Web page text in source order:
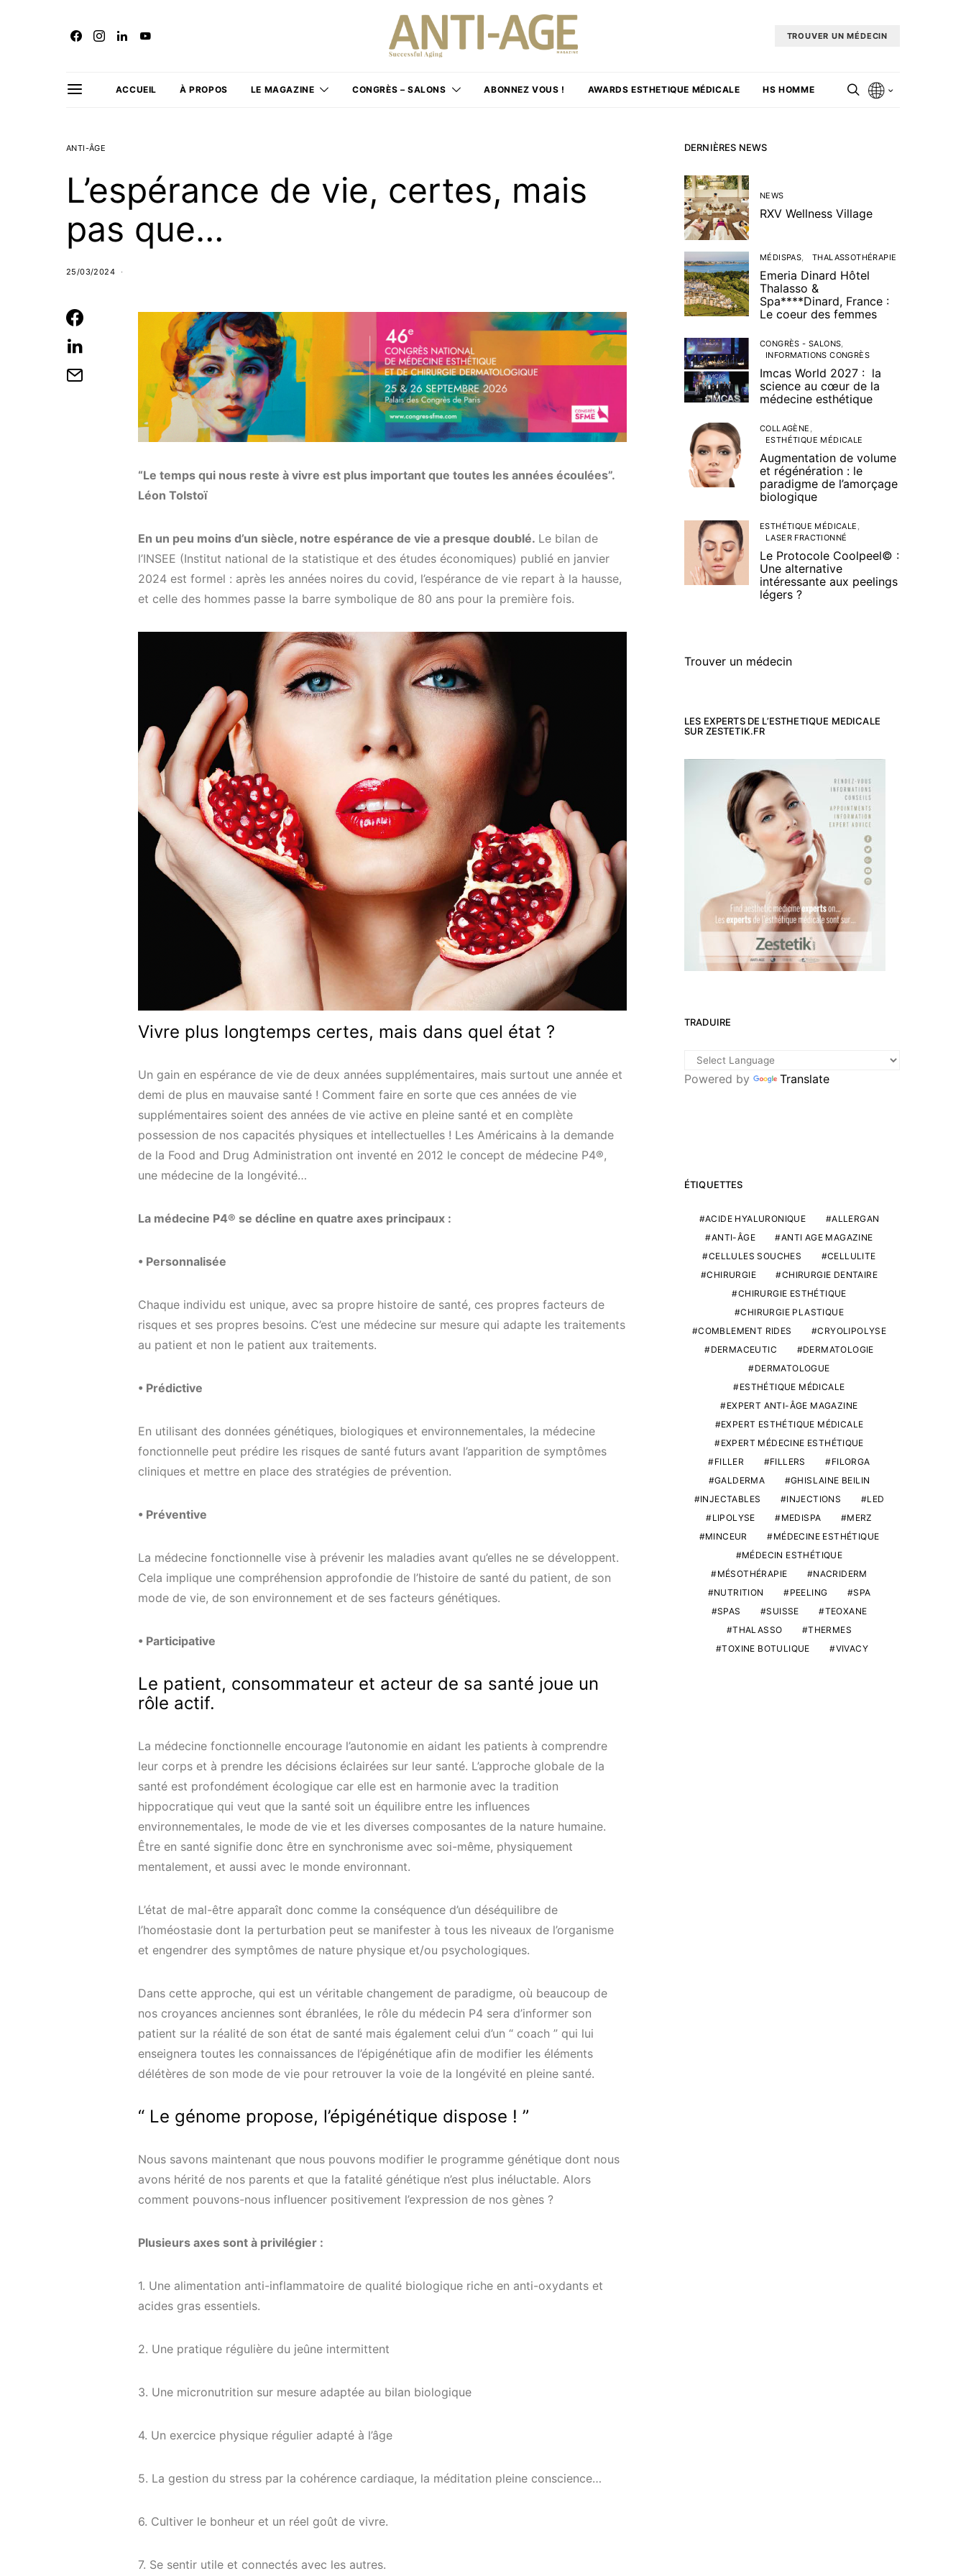
TROUVER UN MÉDECIN
ACCUEIL À PROPOS LE MAGAZINE CONGRÈS – SALONS ABONNEZ VOUS ! AWARDS ESTHETIQUE MÉDICALE HS HOMME
ANTI-ÂGE
L’espérance de vie, certes, mais
pas que…
25/03/2024
“Le temps qui nous reste à vivre est plus important que toutes les années écoulées”.
Léon Tolstoï
En un peu moins d’un siècle, notre espérance de vie a presque doublé. Le bilan de
l’INSEE (Institut national de la statistique et des études économiques) publié en janvier
2024 est formel : après les années noires du covid, l’espérance de vie repart à la hausse,
et celle des hommes passe la barre symbolique de 80 ans pour la première fois.
Vivre plus longtemps certes, mais dans quel état ?
Un gain en espérance de vie de deux années supplémentaires, mais surtout une année et
demi de plus en mauvaise santé ! Comment faire en sorte que ces années de vie
supplémentaires soient des années de vie active en pleine santé et en complète
possession de nos capacités physiques et intellectuelles ! Les Américains à la demande
de la Food and Drug Administration ont inventé en 2012 le concept de médecine P4®,
une médecine de la longévité…
La médecine P4® se décline en quatre axes principaux :
• Personnalisée
Chaque individu est unique, avec sa propre histoire de santé, ces propres facteurs de
risques et ses propres besoins. C’est une médecine sur mesure qui adapte les traitements
au patient et non le patient aux traitements.
• Prédictive
En utilisant des données génétiques, biologiques et environnementales, la médecine
fonctionnelle peut prédire les risques de santé futurs avant l’apparition de symptômes
cliniques et mettre en place des stratégies de prévention.
• Préventive
La médecine fonctionnelle vise à prévenir les maladies avant qu’elles ne se développent.
Cela implique une compréhension approfondie de l’histoire de santé du patient, de son
mode de vie, de son environnement et de ses facteurs génétiques.
• Participative
Le patient, consommateur et acteur de sa santé joue un
rôle actif.
La médecine fonctionnelle encourage l’autonomie en aidant les patients à comprendre
leur corps et à prendre les décisions éclairées sur leur santé. L’approche globale de la
santé est profondément écologique car elle est en harmonie avec la tradition
hippocratique qui veut que la santé soit un équilibre entre les influences
environnementales, le mode de vie et les diverses composantes de la nature humaine.
Être en santé signifie donc être en synchronisme avec soi-même, physiquement
mentalement, et aussi avec le monde environnant.
L’état de mal-être apparaît donc comme la conséquence d’un déséquilibre de
l’homéostasie dont la perturbation peut se manifester à tous les niveaux de l’organisme
et engendrer des symptômes de nature physique et/ou psychologiques.
Dans cette approche, qui est un véritable changement de paradigme, où beaucoup de
nos croyances anciennes sont ébranlées, le rôle du médecin P4 sera d’informer son
patient sur la réalité de son état de santé mais également celui d’un “ coach ” qui lui
enseignera toutes les connaissances de l’épigénétique afin de modifier les éléments
délétères de son mode de vie pour retrouver la voie de la longévité en pleine santé.
“ Le génome propose, l’épigénétique dispose ! ”
Nous savons maintenant que nous pouvons modifier le programme génétique dont nous
avons hérité de nos parents et que la fatalité génétique n’est plus inéluctable. Alors
comment pouvons-nous influencer positivement l’expression de nos gènes ?
Plusieurs axes sont à privilégier :
1. Une alimentation anti-inflammatoire de qualité biologique riche en anti-oxydants et
acides gras essentiels.
2. Une pratique régulière du jeûne intermittent
3. Une micronutrition sur mesure adaptée au bilan biologique
4. Un exercice physique régulier adapté à l’âge
5. La gestion du stress par la cohérence cardiaque, la méditation pleine conscience…
6. Cultiver le bonheur et un réel goût de vivre.
7. Se sentir utile et connectés avec les autres.
DERNIÈRES NEWS
NEWS
RXV Wellness Village
MÉDISPAS THALASSOTHÉRAPIE
Emeria Dinard Hôtel
Thalasso &
Spa****Dinard, France :
Le coeur des femmes
CONGRÈS - SALONS
INFORMATIONS CONGRÈS
Imcas World 2027 : la
science au cœur de la
médecine esthétique
COLLAGÈNE
ESTHÉTIQUE MÉDICALE
Augmentation de volume
et régénération : le
paradigme de l’amorçage
biologique
ESTHÉTIQUE MÉDICALE
LASER FRACTIONNÉ
Le Protocole Coolpeel© :
Une alternative
intéressante aux peelings
légers ?
Trouver un médecin
LES EXPERTS DE L’ESTHETIQUE MEDICALE
SUR ZESTETIK.FR
TRADUIRE
Powered by Translate
ÉTIQUETTES
ACIDE HYALURONIQUE
ALLERGAN
ANTI-ÂGE
ANTI AGE MAGAZINE
CELLULES SOUCHES
CELLULITE
CHIRURGIE
CHIRURGIE DENTAIRE
CHIRURGIE ESTHÉTIQUE
CHIRURGIE PLASTIQUE
COMBLEMENT RIDES
CRYOLIPOLYSE
DERMACEUTIC
DERMATOLOGIE
DERMATOLOGUE
ESTHÉTIQUE MÉDICALE
EXPERT ANTI-ÂGE MAGAZINE
EXPERT ESTHÉTIQUE MÉDICALE
EXPERT MÉDECINE ESTHÉTIQUE
FILLER
FILLERS
FILORGA
GALDERMA
GHISLAINE BEILIN
INJECTABLES
INJECTIONS
LED
LIPOLYSE
MEDISPA
MERZ
MINCEUR
MÉDECINE ESTHÉTIQUE
MÉDECIN ESTHÉTIQUE
MÉSOTHÉRAPIE
NACRIDERM
NUTRITION
PEELING
SPA
SPAS
SUISSE
TEOXANE
THALASSO
THERMES
TOXINE BOTULIQUE
VIVACY